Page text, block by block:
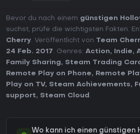
Bevor du nach einem günstigen
suchst, prüfe die wichtigsten Fakten.
Cherry. Veröffentlicht von Team
24 Feb. 2017. Genres: Action, Indie,
Family Sharing, Steam Trading
Remote Play on Phone, Remote
Play on TV, Steam Achievements,
support, Steam Cloud .
Wo kann ich einen günstigen